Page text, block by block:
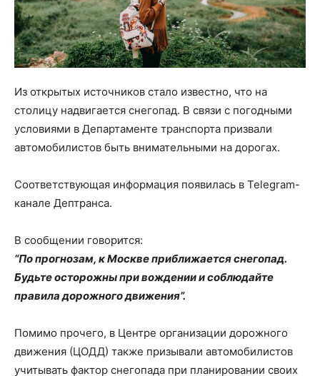
Из открытых источников стало известно, что на
столицу надвигается снегопад. В связи с погодными
условиями в Департаменте транспорта призвали
автомобилистов быть внимательными на дорогах.
Соответствующая информация появилась в Telegram-
канале Дептранса.
В сообщении говорится:
“По прогнозам, к Москве приближается снегопад.
Будьте осторожны при вождении и соблюдайте
правила дорожного движения”.
Помимо прочего, в Центре организации дорожного
движения (ЦОДД) также призывали автомобилистов
учитывать фактор снегопада при планировании своих